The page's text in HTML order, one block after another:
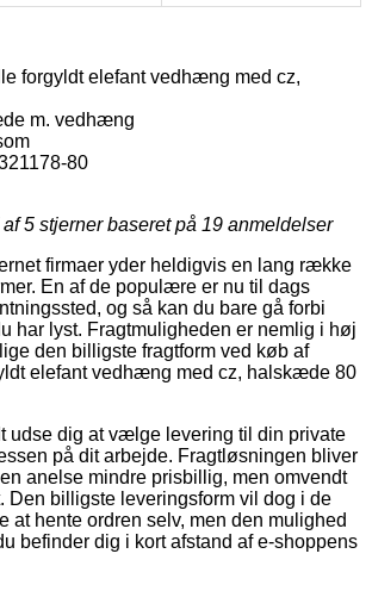
forgyldt elefant vedhæng med cz,
m. vedhæng
80
5 stjerner baseret på 19 anmeldelser
firmaer yder heldigvis en lang række
En af de populære er nu til dags
og så kan du bare gå forbi
har lyst. Fragtmuligheden er nemlig i høj
den billigste fragtform ved køb af
elefant vedhæng med cz, halskæde 80
udse dig at vælge levering til din private
på dit arbejde. Fragtløsningen bliver
anelse mindre prisbillig, men omvendt
Den billigste leveringsform vil dog i de
hente ordren selv, men den mulighed
befinder dig i kort afstand af e-shoppens